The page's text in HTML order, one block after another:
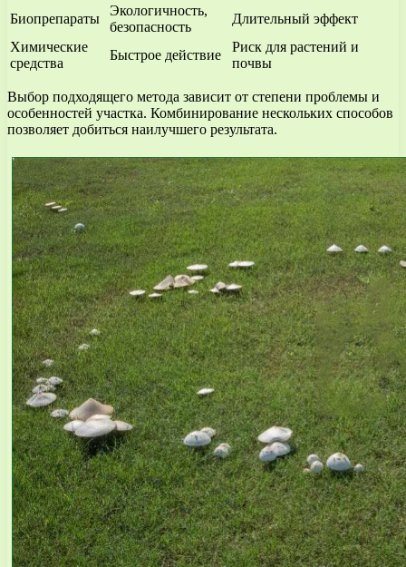
Биопрепараты
Экологичность,
безопасность
Длительный эффект
Химические
средства
Быстрое действие
Риск для растений и
почвы
Выбор подходящего метода зависит от степени проблемы и
особенностей участка. Комбинирование нескольких способов
позволяет добиться наилучшего результата.